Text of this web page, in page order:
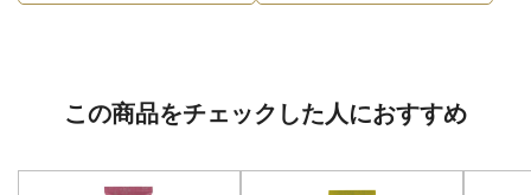
この商品をチェックした人におすすめ